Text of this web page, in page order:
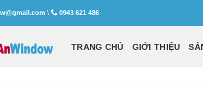
\ 0943 621 486
TRANG CHỦ GIỚI THIỆU